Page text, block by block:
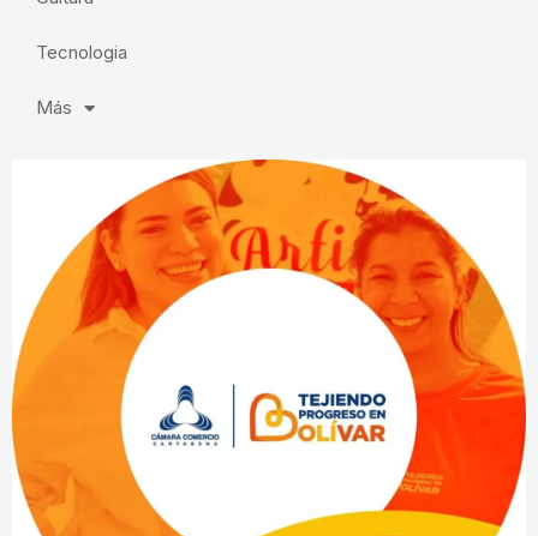
Tecnologia
Más